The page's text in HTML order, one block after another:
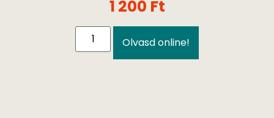
1 200 Ft
Olvasd online!